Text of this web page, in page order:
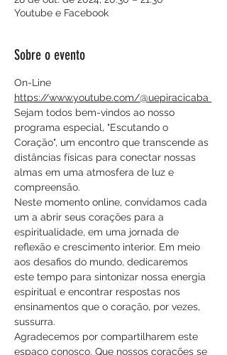
Youtube e Facebook
Sobre o evento
On-Line
https://www.youtube.com/@uepiracicaba
Sejam todos bem-vindos ao nosso
programa especial, "Escutando o
Coração", um encontro que transcende as
distâncias físicas para conectar nossas
almas em uma atmosfera de luz e
compreensão.
Neste momento online, convidamos cada
um a abrir seus corações para a
espiritualidade, em uma jornada de
reflexão e crescimento interior. Em meio
aos desafios do mundo, dedicaremos
este tempo para sintonizar nossa energia
espiritual e encontrar respostas nos
ensinamentos que o coração, por vezes,
sussurra.
Agradecemos por compartilharem este
espaço conosco. Que nossos corações se